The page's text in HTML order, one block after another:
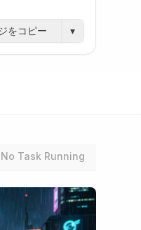
をコピー ▾
No Task Running